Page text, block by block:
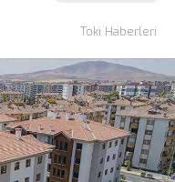
Toki Haberleri